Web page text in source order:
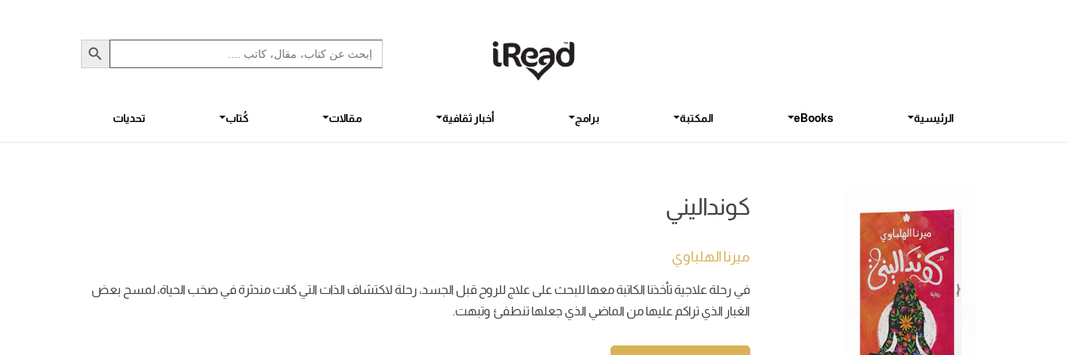
Search
for:
Search Button
الرئيسية eBooks المكتبة برامج أخبار ثقافية مقالات كُتاب تحديات
كونداليني
ميرنا الهلباوي
في رحلة علاجية تأخذنا الكاتبة معها للبحث على علاج للروح قبل الجسد، رحلة لاكتشاف الذات التي كانت مندثرة في صخب الحياة، لمسح بعض
الغبار الذي تراكم عليها من الماضي الذي جعلها تنطفئ وتبهت.